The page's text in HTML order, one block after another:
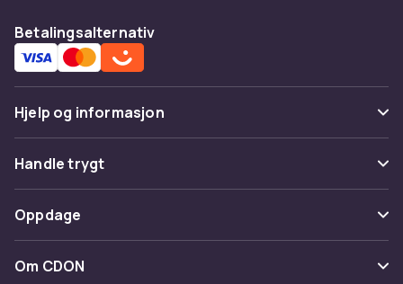
Betalingsalternativ
Hjelp og informasjon
Vanlige spørsmål
Spor pakke
Angre & returner her
Kontakt oss
Handle trygt
Betaling
Levering
Oppdage
Kategorier
Om CDON